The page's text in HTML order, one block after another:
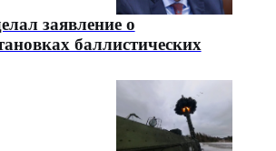
заявление о
баллистических